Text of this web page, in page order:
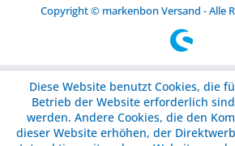
Copyright © markenbon Versand - Alle
Diese Website benutzt Cookies, die
Betrieb der Website erforderlich
werden. Andere Cookies, die den
dieser Website erhöhen, der